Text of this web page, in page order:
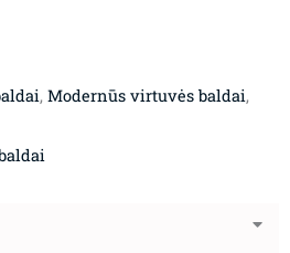
, Modernūs virtuvės baldai,